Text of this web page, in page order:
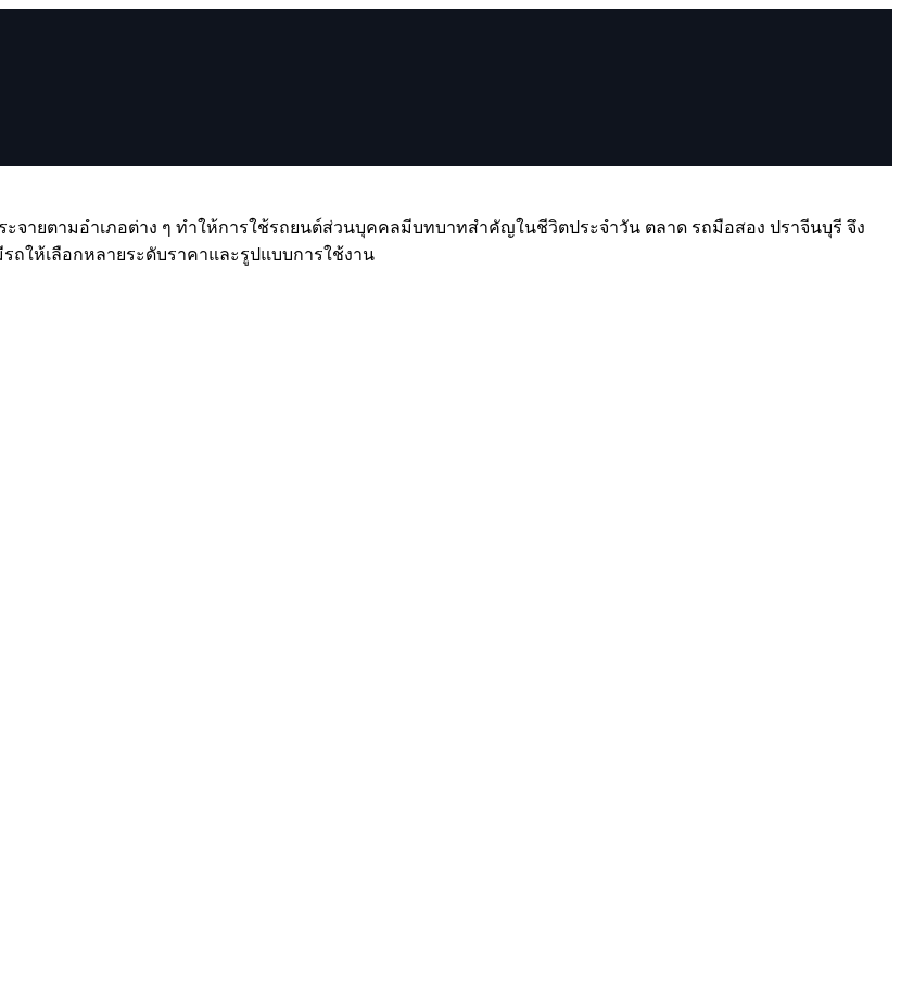
ายตามอำเภอต่าง ๆ ทำให้การใช้รถยนต์ส่วนบุคคลมีบทบาทสำคัญในชีวิตประจำวัน ตลาด รถมือสอง ปราจีนบุรี จึง
ถให้เลือกหลายระดับราคาและรูปแบบการใช้งาน